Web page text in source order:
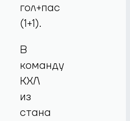
гол+пас
(1+1).
В
команду
КХЛ
из
стана